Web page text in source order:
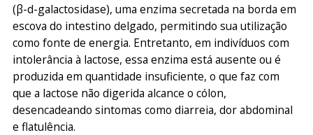
(β-d-galactosidase), uma enzima secretada na borda em
escova do intestino delgado, permitindo sua utilização
como fonte de energia. Entretanto, em indivíduos com
intolerância à lactose, essa enzima está ausente ou é
produzida em quantidade insuficiente, o que faz com
que a lactose não digerida alcance o cólon,
desencadeando sintomas como diarreia, dor abdominal
e flatulência.